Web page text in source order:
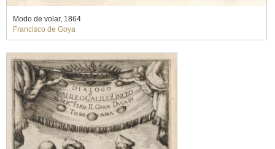
Modo de volar, 1864
Francisco de Goya